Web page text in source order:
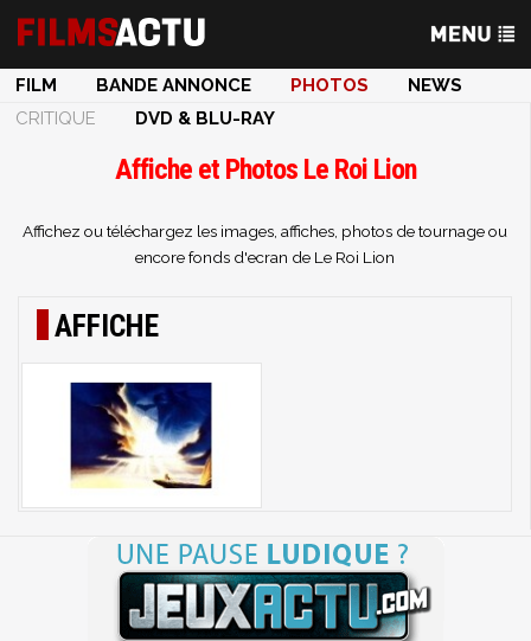
FILM BANDE ANNONCE PHOTOS
NEWS
CRITIQUE
DVD & BLU-RAY
Affiche et Photos Le Roi Lion
Affichez ou téléchargez les images, affiches, photos de tournage ou
encore fonds d'ecran de Le Roi Lion
AFFICHE